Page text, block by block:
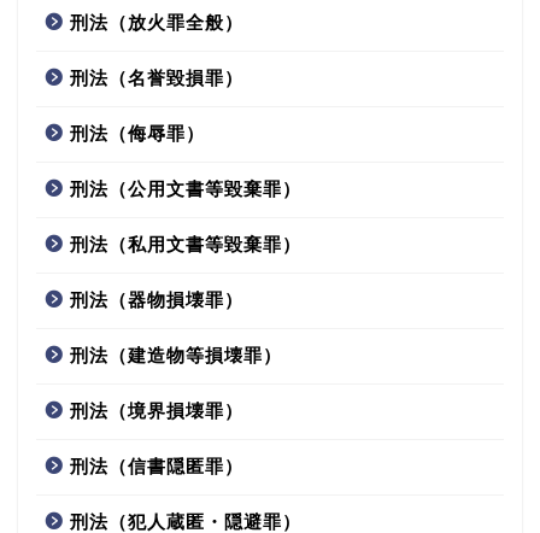
刑法（放火罪全般）
刑法（名誉毀損罪）
刑法（侮辱罪）
刑法（公用文書等毀棄罪）
刑法（私用文書等毀棄罪）
刑法（器物損壊罪）
刑法（建造物等損壊罪）
刑法（境界損壊罪）
刑法（信書隠匿罪）
刑法（犯人蔵匿・隠避罪）